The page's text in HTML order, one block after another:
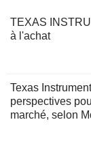
TEXAS
à l'achat
Texas
perspectives
marché, selon